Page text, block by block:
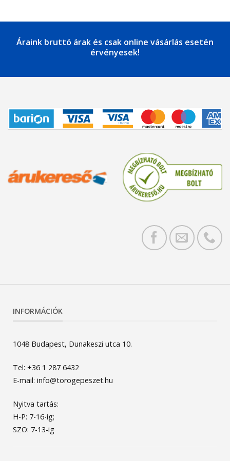
Áraink bruttó árak és csak online vásárlás esetén
érvényesek!
INFORMÁCIÓK
1048 Budapest, Dunakeszi utca 10.
Tel: +36 1 287 6432
E-mail: info@torogepeszet.hu
Nyitva tartás:
H-P: 7-16-ig;
SZO: 7-13-ig